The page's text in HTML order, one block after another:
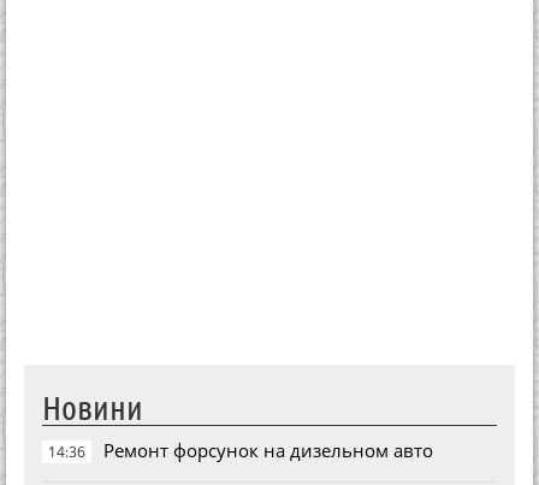
Новини
14:36 Ремонт форсунок на дизельном авто